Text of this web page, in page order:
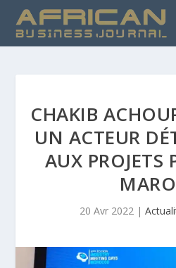
CHAKIB
UN ACTEUR
AUX PROJETS
20 Avr 2022|